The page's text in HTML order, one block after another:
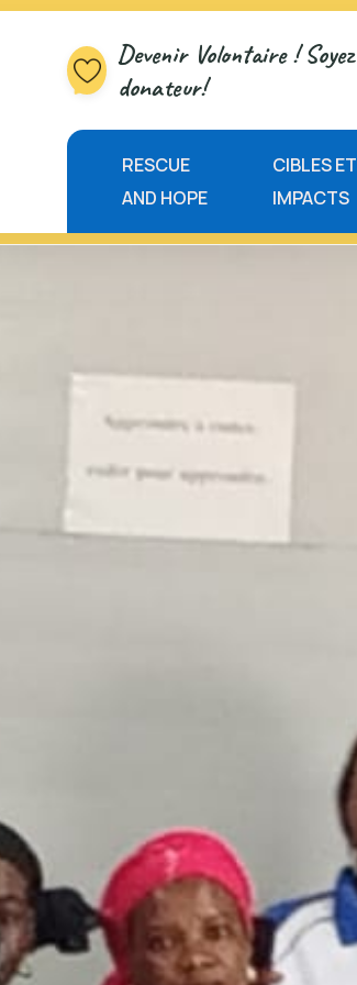
Devenir Volontaire ! Soyez
donateur!
RESCUE
AND HOPE
CIBLES ET
IMPACTS